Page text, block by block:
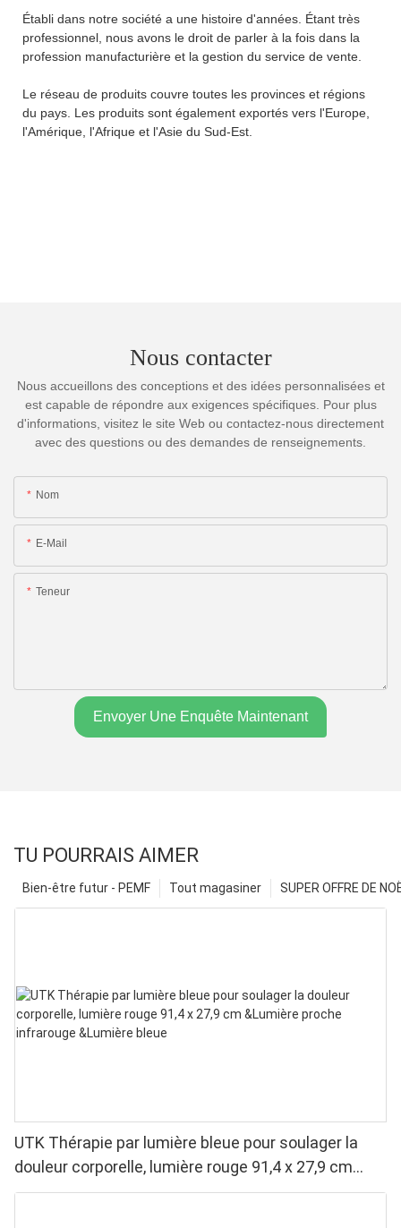
Établi dans notre société a une histoire d'années. Étant très
professionnel, nous avons le droit de parler à la fois dans la
profession manufacturière et la gestion du service de vente.
Le réseau de produits couvre toutes les provinces et régions
du pays. Les produits sont également exportés vers l'Europe,
l'Amérique, l'Afrique et l'Asie du Sud-Est.
Nous contacter
Nous accueillons des conceptions et des idées personnalisées et
est capable de répondre aux exigences spécifiques. Pour plus
d'informations, visitez le site Web ou contactez-nous directement
avec des questions ou des demandes de renseignements.
Nom
E-Mail
Teneur
Envoyer Une Enquête Maintenant
TU POURRAIS AIMER
SUPER OFFRE DE
Tout magasiner
Bien-être futur - PEMF
UTK Thérapie par lumière bleue pour soulager la
douleur corporelle, lumière rouge 91,4 x 27,9 cm
&Lumière proche infrarouge &Lumière bleue